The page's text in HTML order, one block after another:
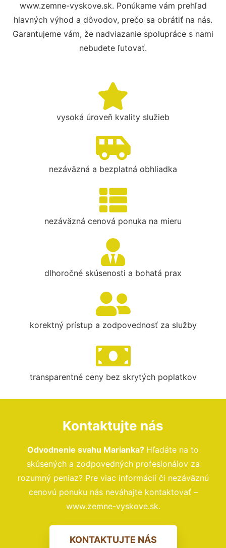
www.zemne-vyskove.sk. Ponúkame vám prehľad
hlavných výhod a dôvodov, prečo sa obrátiť na nás.
Garantujeme vám, že nadviazanie spolupráce s nami
nebudete ľutovať.
vysoká úroveň kvality služieb
nezáväzná a bezplatná obhliadka
nezáväzná cenová ponuka na mieru
dlhoročné skúsenosti a bohatá prax
korektný prístup a zodpovednosť za služby
transparentné ceny bez skrytých poplatkov
Kontaktujte nás
Odvodnenie svahu Marianka? Hľadáte na to
skúsených a zodpovedných profesionálov za
rozumný peniaz? Pre viac informácií či nezáväznú
cenovú ponuku nás neváhajte kontaktovať –
www.zemne-vyskove.sk.
KONTAKTUJTE NÁS